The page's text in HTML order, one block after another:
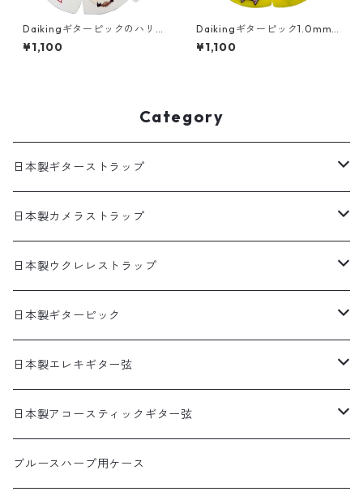
Daikingギターピックのハリネ
ズミ柄0.8ミリが10枚入ったパ
ックです
¥1,100
Daikingギターピック1.0mm×
10枚パック硬質塩ビ製サバシ
ロ猫柄。
¥1,100
Category
日本製ギターストラップ
SELECTシリーズ(織物生地)
プリント生地ギターストラップ
犬柄
猫柄
帆布ギターストラップ
無地ギターストラップ
アコギ接続用ヘッドストラップ
牛本革ギターストラップ
日本製カメラストラップ
生地製カメラストラップ
猫柄カメラストラップ
花柄カメラストラップ
牛本革製カメラストラップ
日本製ウクレレストラップ
リボンレイウクレレストラップ（サウンドホール引っ掛けタ
イプ）
両側エンドピン用ウクレレストラップ
本革ウクレレストラップ
革フックウクレレストラップ（サウンドホール引っ掛けタイ
日本製ギターピック
食べ物ピック
寿司ピック
天むすピック
サムピック＆フィンガーピック
サムピック
アニマルピック
日本製エレキギター弦
1セット弦
DES-009(09-42)
3セットパック弦
日本製アコースティックギター弦
3SETパック
ブルースハープ用ケース